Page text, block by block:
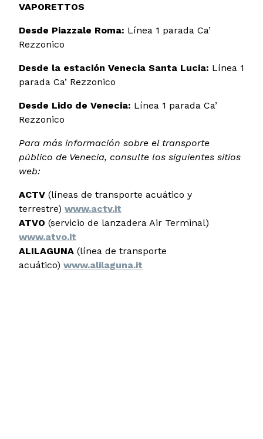
VAPORETTOS
Desde Piazzale Roma: Línea 1 parada Ca’
Rezzonico
Desde la estación Venecia Santa Lucia: Línea 1
parada Ca’ Rezzonico
Desde Lido de Venecia: Línea 1 parada Ca’
Rezzonico
Para más información sobre el transporte
público de Venecia, consulte los siguientes sitios
web:
ACTV (líneas de transporte acuático y
terrestre) www.actv.it
ATVO (servicio de lanzadera Air Terminal)
www.atvo.it
ALILAGUNA (línea de transporte
acuático) www.alilaguna.it